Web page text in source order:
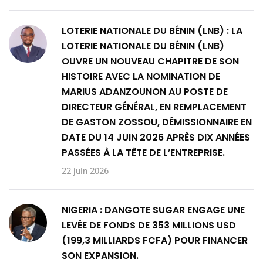
LOTERIE NATIONALE DU BÉNIN (LNB) : LA
LOTERIE NATIONALE DU BÉNIN (LNB)
OUVRE UN NOUVEAU CHAPITRE DE SON
HISTOIRE AVEC LA NOMINATION DE
MARIUS ADANZOUNON AU POSTE DE
DIRECTEUR GÉNÉRAL, EN REMPLACEMENT
DE GASTON ZOSSOU, DÉMISSIONNAIRE EN
DATE DU 14 JUIN 2026 APRÈS DIX ANNÉES
PASSÉES À LA TÊTE DE L’ENTREPRISE.
22 juin 2026
NIGERIA : DANGOTE SUGAR ENGAGE UNE
LEVÉE DE FONDS DE 353 MILLIONS USD
(199,3 MILLIARDS FCFA) POUR FINANCER
SON EXPANSION.